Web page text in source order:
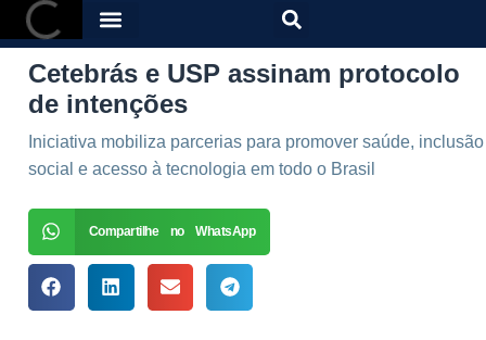
Cetebrás e USP assinam protocolo
de intenções
Iniciativa mobiliza parcerias para promover saúde, inclusão
social e acesso à tecnologia em todo o Brasil
Compartilhe no WhatsApp